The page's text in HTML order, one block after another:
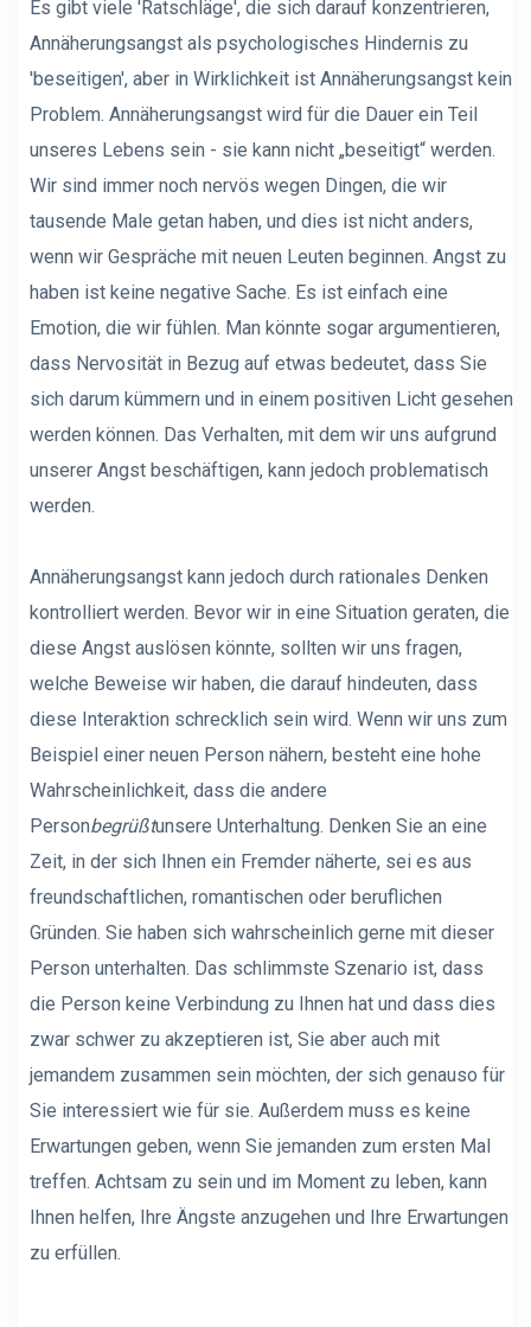
Es gibt viele 'Ratschläge', die sich darauf konzentrieren,
Annäherungsangst als psychologisches Hindernis zu
'beseitigen', aber in Wirklichkeit ist Annäherungsangst kein
Problem. Annäherungsangst wird für die Dauer ein Teil
unseres Lebens sein - sie kann nicht „beseitigt“ werden.
Wir sind immer noch nervös wegen Dingen, die wir
tausende Male getan haben, und dies ist nicht anders,
wenn wir Gespräche mit neuen Leuten beginnen. Angst zu
haben ist keine negative Sache. Es ist einfach eine
Emotion, die wir fühlen. Man könnte sogar argumentieren,
dass Nervosität in Bezug auf etwas bedeutet, dass Sie
sich darum kümmern und in einem positiven Licht gesehen
werden können. Das Verhalten, mit dem wir uns aufgrund
unserer Angst beschäftigen, kann jedoch problematisch
werden.
Annäherungsangst kann jedoch durch rationales Denken
kontrolliert werden. Bevor wir in eine Situation geraten, die
diese Angst auslösen könnte, sollten wir uns fragen,
welche Beweise wir haben, die darauf hindeuten, dass
diese Interaktion schrecklich sein wird. Wenn wir uns zum
Beispiel einer neuen Person nähern, besteht eine hohe
Wahrscheinlichkeit, dass die andere
Personbegrüßtunsere Unterhaltung. Denken Sie an eine
Zeit, in der sich Ihnen ein Fremder näherte, sei es aus
freundschaftlichen, romantischen oder beruflichen
Gründen. Sie haben sich wahrscheinlich gerne mit dieser
Person unterhalten. Das schlimmste Szenario ist, dass
die Person keine Verbindung zu Ihnen hat und dass dies
zwar schwer zu akzeptieren ist, Sie aber auch mit
jemandem zusammen sein möchten, der sich genauso für
Sie interessiert wie für sie. Außerdem muss es keine
Erwartungen geben, wenn Sie jemanden zum ersten Mal
treffen. Achtsam zu sein und im Moment zu leben, kann
Ihnen helfen, Ihre Ängste anzugehen und Ihre Erwartungen
zu erfüllen.